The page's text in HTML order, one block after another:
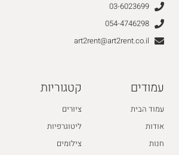
03-6023699
054-4746298
art2rent@art2rent.co.il
עמודים
עמוד הבית
אודות
חנות
קטגוריות
ציורים
ליטוגרפיות
צילומים